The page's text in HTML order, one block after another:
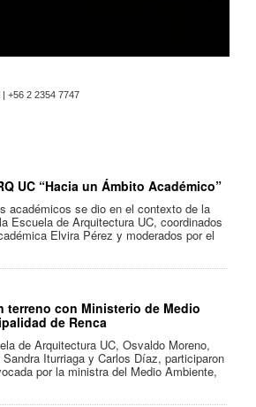
| +56 2 2354 7747
UC “Hacia un Ámbito Académico”
académicos se dio en el contexto de la
Escuela de Arquitectura UC, coordinados
Elvira Pérez y moderados por el
terreno con Ministerio de Medio
de Renca
de Arquitectura UC, Osvaldo Moreno,
Iturriaga y Carlos Díaz, participaron
por la ministra del Medio Ambiente,